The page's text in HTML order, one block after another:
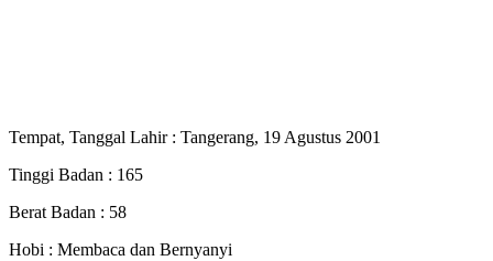
Tempat, Tanggal Lahir : Tangerang, 19 Agustus 2001
Tinggi Badan : 165
Berat Badan : 58
Hobi : Membaca dan Bernyanyi